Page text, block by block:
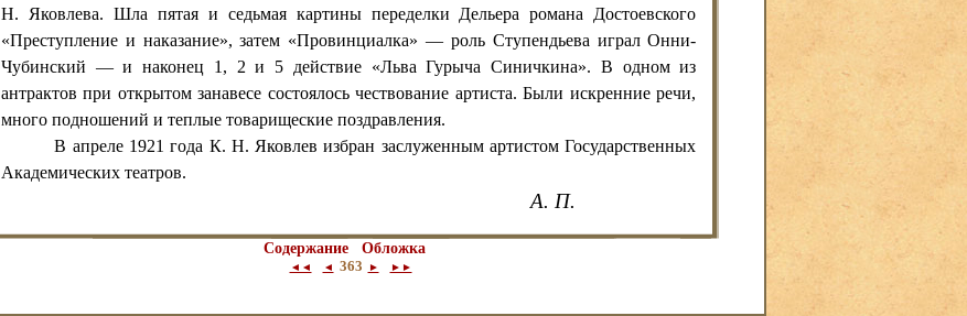
Н. Яковлева. Шла пятая и седьмая картины переделки Дельера романа Достоевского
«Преступление и наказание», затем «Провинциалка» — роль Ступендьева играл Онни-
Чубинский — и наконец 1, 2 и 5 действие «Льва Гурыча Синичкина». В одном из
антрактов при открытом занавесе состоялось чествование артиста. Были искренние речи,
много подношений и теплые товарищеские поздравления.
В апреле 1921 года К. Н. Яковлев избран заслуженным артистом Государственных
Академических театров.
А. П.
Содержание Обложка
◄◄ ◄ 363 ► ►►